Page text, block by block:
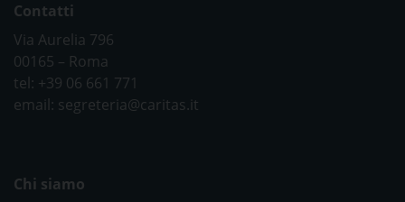
Contatti
Via Aurelia 796
00165 – Roma
tel: +39 06 661 771
email: segreteria@caritas.it
Chi siamo